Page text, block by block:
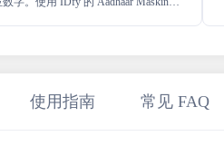
使用指南 常见 FAQ